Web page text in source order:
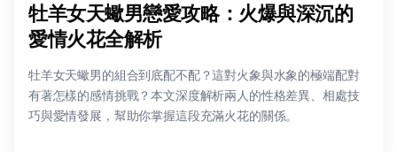
牡羊女天蠍男戀愛攻略：火爆與深沉的
愛情火花全解析
牡羊女天蠍男的組合到底配不配？這對火象與水象的極端配對
有著怎樣的感情挑戰？本文深度解析兩人的性格差異、相處技
巧與愛情發展，幫助你掌握這段充滿火花的關係。